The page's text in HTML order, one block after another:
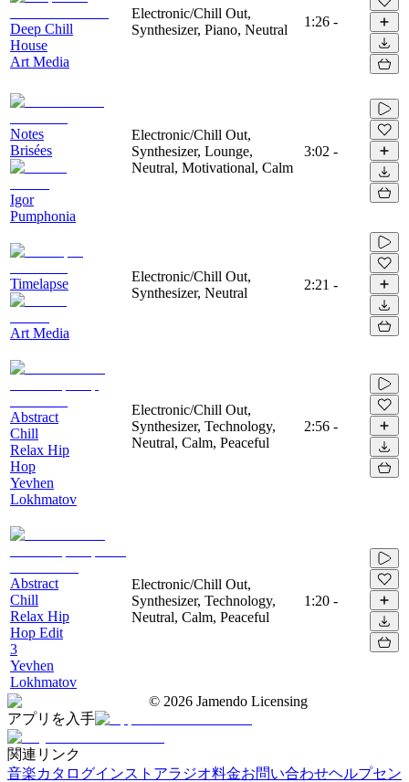
Deep Chill
House
Art Media
Electronic/Chill Out,
Synthesizer, Piano, Neutral
1:26 -
Notes
Brisées
Igor
Pumphonia
Electronic/Chill Out,
Synthesizer, Lounge,
Neutral, Motivational, Calm
3:02 -
Timelapse
Art Media
Electronic/Chill Out,
Synthesizer, Neutral
2:21 -
Abstract
Chill
Relax Hip
Hop
Yevhen
Lokhmatov
Electronic/Chill Out,
Synthesizer, Technology,
Neutral, Calm, Peaceful
2:56 -
Abstract
Chill
Relax Hip
Hop Edit
3
Yevhen
Lokhmatov
Electronic/Chill Out,
Synthesizer, Technology,
Neutral, Calm, Peaceful
1:20 -
© 2026 Jamendo Licensing
アプリを入手
関連リンク
音楽カタログインストアラジオ料金お問い合わせヘルプセン